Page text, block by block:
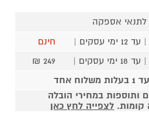
לתנאי אספקה
| עד 12 ימי עסקים |
חינם
| עד 18 ימי עסקים |
249 ₪
אחד
ותוספות במחירי הובלה
קומות. לצפייה לחץ כאן